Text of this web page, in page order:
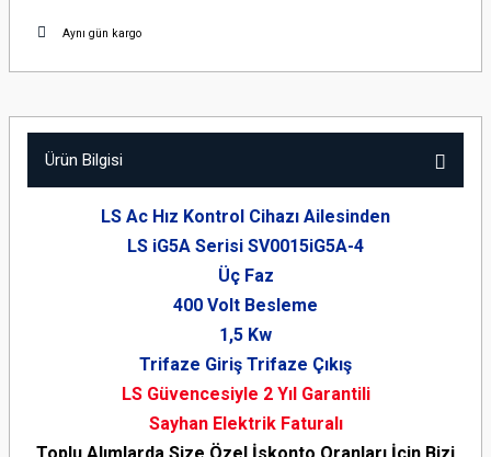
Aynı gün kargo
Ürün Bilgisi
LS Ac Hız Kontrol Cihazı Ailesinden
LS iG5A Serisi SV0015iG5A-4
Üç Faz
400 Volt Besleme
1,5 Kw
Trifaze Giriş Trifaze Çıkış
LS Güvencesiyle 2 Yıl Garantili
Sayhan Elektrik Faturalı